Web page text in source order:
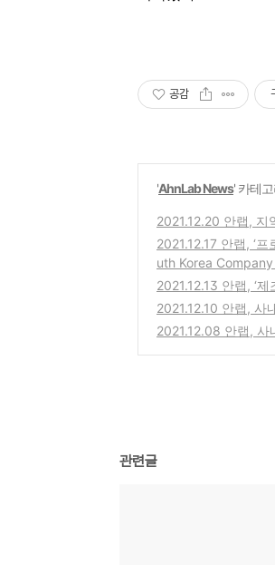
공감
'AhnLab News' 카테
2021.12.20 안랩, 지
2021.12.17 안랩, ‘
uth Korea
2021.12.13 안랩, ‘
2021.12.10 안랩, 사
2021.12.08 안랩, 사
관련글